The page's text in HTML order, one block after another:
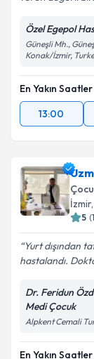
Özel Egepol
Güneşli Mh.,
Konak/İzmir,
En Yakın Saatler
13:00
İzmir
5 (
Yurt dışından
hastalandı.
Dr. Feridun
Medi Çocuk
Alpkent Cemali
En Yakın Saatler